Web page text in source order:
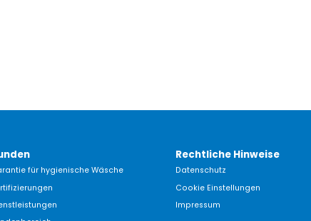
für hygienische Wäsche
Rechtliche Hinweise
Datenschutz
Cookie Einstellungen
Impressum